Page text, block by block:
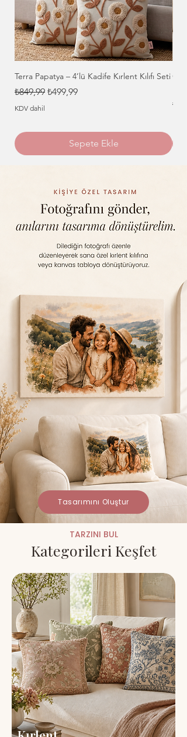
Terra Papatya – 4’lü Kadife Kırlent Kılıfı Seti
Normal Fiyat
₺849,99 İndirimli Fiyat
₺499,99
KDV dahil
Sepete Ekle
Tasarımını Oluştur
TARZINI BUL
Kategorileri Keşfet